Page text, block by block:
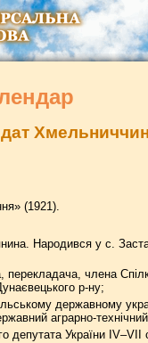
дат
(1921).
Народився у с.
члена
р-ну;
державному
аграрно-
депутата України IV–VII